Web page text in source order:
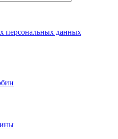
персональных данных